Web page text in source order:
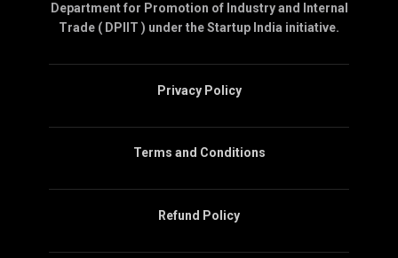
Department for Promotion of Industry and Internal
Trade ( DPIIT ) under the Startup India initiative.
Privacy Policy
Terms and Conditions
Refund Policy